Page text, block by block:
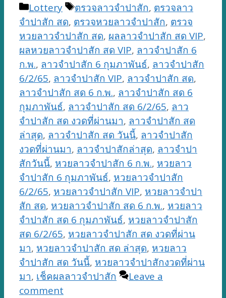
Categories
Lottery Tags
ตรวจลาวจำปาสัก, ตรวจลาว
จำปาสัก สด, ตรวจหวยลาวจำปาสัก, ตรวจ
หวยลาวจำปาสัก สด, ผลลาวจำปาสัก สด VIP,
ผลหวยลาวจำปาสัก สด VIP, ลาวจำปาสัก 6
ก.พ., ลาวจำปาสัก 6 กุมภาพันธ์, ลาวจำปาสัก
6/2/65, ลาวจำปาสัก VIP, ลาวจำปาสัก สด,
ลาวจำปาสัก สด 6 ก.พ., ลาวจำปาสัก สด 6
กุมภาพันธ์, ลาวจำปาสัก สด 6/2/65, ลาว
จำปาสัก สด งวดที่ผ่านมา, ลาวจำปาสัก สด
ล่าสุด, ลาวจำปาสัก สด วันนี้, ลาวจำปาสัก
งวดที่ผ่านมา, ลาวจำปาสักล่าสุด, ลาวจำปา
สักวันนี้, หวยลาวจำปาสัก 6 ก.พ., หวยลาว
จำปาสัก 6 กุมภาพันธ์, หวยลาวจำปาสัก
6/2/65, หวยลาวจำปาสัก VIP, หวยลาวจำปา
สัก สด, หวยลาวจำปาสัก สด 6 ก.พ., หวยลาว
จำปาสัก สด 6 กุมภาพันธ์, หวยลาวจำปาสัก
สด 6/2/65, หวยลาวจำปาสัก สด งวดที่ผ่าน
มา, หวยลาวจำปาสัก สด ล่าสุด, หวยลาว
จำปาสัก สด วันนี้, หวยลาวจำปาสักงวดที่ผ่าน
มา, เช็คผลลาวจำปาสัก
Leave a
comment